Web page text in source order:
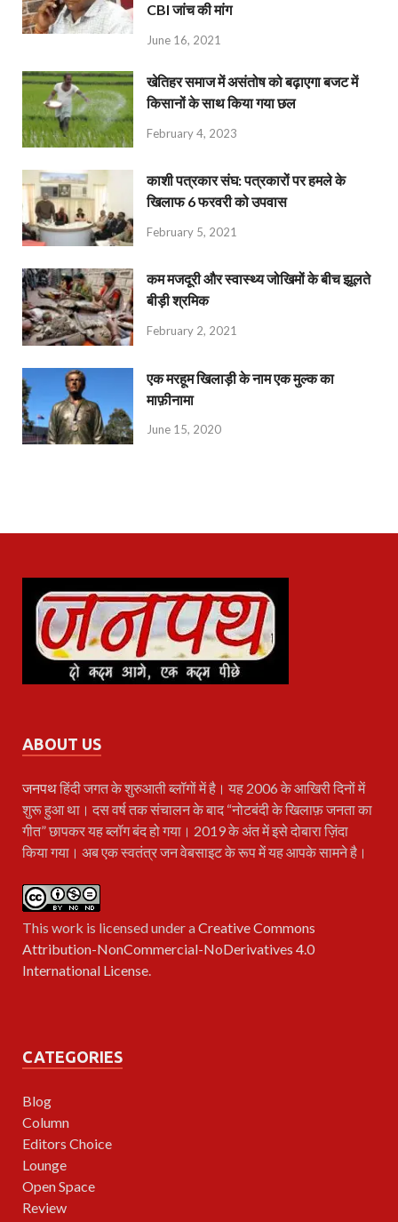
CBI जांच की मांग
June 16, 2021
खेतिहर समाज में असंतोष को बढ़ाएगा बजट में
किसानों के साथ किया गया छल
February 4, 2023
काशी पत्रकार संघ: पत्रकारों पर हमले के
खिलाफ 6 फरवरी को उपवास
February 5, 2021
कम मजदूरी और स्वास्थ्य जोखिमों के बीच झूलते
बीड़ी श्रमिक
February 2, 2021
एक मरहूम खिलाड़ी के नाम एक मुल्क का
माफ़ीनामा
June 15, 2020
ABOUT US
जनपथहिंदी जगत के शुरुआती ब्लॉगों में है। यह 2006 के आखिरी दिनों में
शुरू हुआ था। दस वर्ष तक संचालन के बाद “नोटबंदी के खिलाफ़ जनता का
गीत” छापकर यह ब्लॉग बंद हो गया। 2019 के अंत में इसे दोबारा ज़िंदा
किया गया। अब एक स्वतंत्र जन वेबसाइट के रूप में यह आपके सामने है।
This work is licensed under aCreative Commons
Attribution-NonCommercial-NoDerivatives 4.0
International License
CATEGORIES
Blog
Column
Editors Choice
Lounge
Open Space
Review